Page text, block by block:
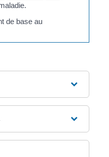
de base au